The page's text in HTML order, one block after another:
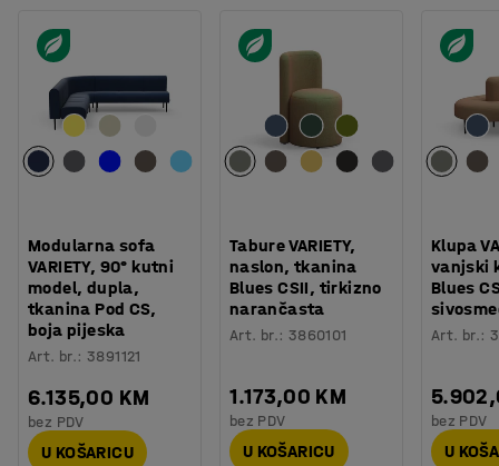
Modularna sofa
VARIETY, 90° kutni
model, dupla,
tkanina Pod CS,
boja pijeska
Art. br.:3891121
6.135,00 KM
bez PDV
U KOŠARICU
Tabure VARIETY,
naslon, tkanina
Blues CSII, tirkizno
narančasta
Art. br.: 3860101
1.173,00 KM
bez PDV
U KOŠARICU
Klupa
vanjski
Blues
Art. br.:
bez PDV
U